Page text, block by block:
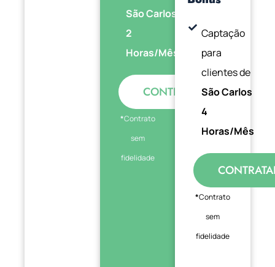
São Carlos
2
Horas/Mês
CONTRATAR
*Contrato
sem
fidelidade
Captação
para
clientes de
São Carlos
4
Horas/Mês
*Contrato
sem
fidelidade